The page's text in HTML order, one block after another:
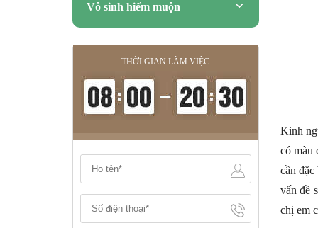
Kinh
có màu
cần
vấn đề
chị em
Vô sinh hiếm muộn
THỜI GIAN LÀM VIỆC